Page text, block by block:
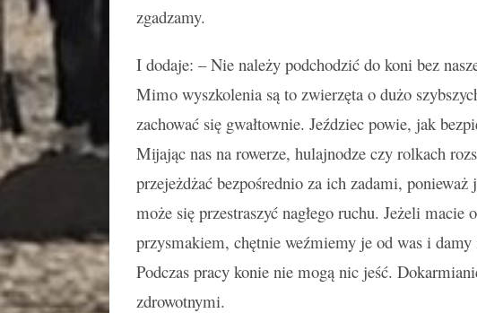
zgadzamy.
I dodaje: – Nie należy podchodzić do koni bez
Mimo wyszkolenia są to zwierzęta o dużo
zachować się gwałtownie. Jeździec powie, jak
Mijając nas na rowerze, hulajnodze czy rolkach
przejeżdżać bezpośrednio za ich zadami,
może się przestraszyć nagłego ruchu. Jeżeli macie
przysmakiem, chętnie weźmiemy je od was i
Podczas pracy konie nie mogą nic jeść.
zdrowotnymi.